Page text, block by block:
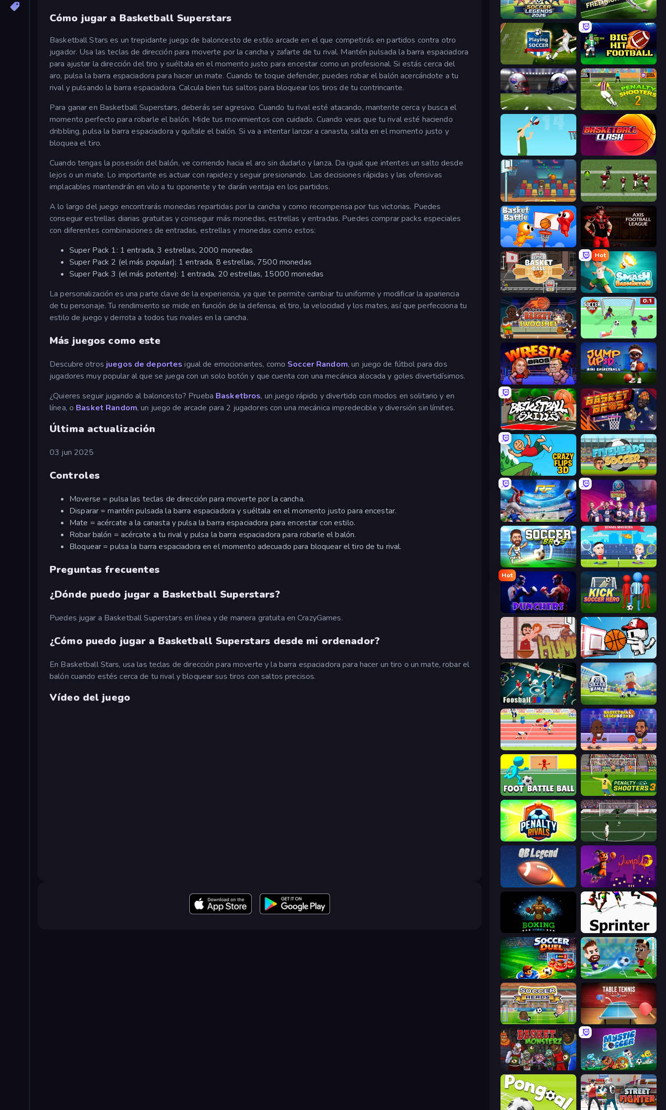
Cómo jugar a Basketball Superstars
Basketball Stars es un trepidante juego de baloncesto de estilo arcade en el que competirás en partidos contra otro
jugador. Usa las teclas de dirección para moverte por la cancha y zafarte de tu rival. Mantén pulsada la barra espaciadora
para ajustar la dirección del tiro y suéltala en el momento justo para encestar como un profesional. Si estás cerca del
aro, pulsa la barra espaciadora para hacer un mate. Cuando te toque defender, puedes robar el balón acercándote a tu
rival y pulsando la barra espaciadora. Calcula bien tus saltos para bloquear los tiros de tu contrincante.
Para ganar en Basketball Superstars, deberás ser agresivo. Cuando tu rival esté atacando, mantente cerca y busca el
momento perfecto para robarle el balón. Mide tus movimientos con cuidado. Cuando veas que tu rival esté haciendo
dribbling, pulsa la barra espaciadora y quítale el balón. Si va a intentar lanzar a canasta, salta en el momento justo y
bloquea el tiro.
Cuando tengas la posesión del balón, ve corriendo hacia el aro sin dudarlo y lanza. Da igual que intentes un salto desde
lejos o un mate. Lo importante es actuar con rapidez y seguir presionando. Las decisiones rápidas y las ofensivas
implacables mantendrán en vilo a tu oponente y te darán ventaja en los partidos.
A lo largo del juego encontrarás monedas repartidas por la cancha y como recompensa por tus victorias. Puedes
conseguir estrellas diarias gratuitas y conseguir más monedas, estrellas y entradas. Puedes comprar packs especiales
con diferentes combinaciones de entradas, estrellas y monedas como estos:
Super Pack 1: 1 entrada, 3 estrellas, 2000 monedas
Super Pack 2 (el más popular): 1 entrada, 8 estrellas, 7500 monedas
Super Pack 3 (el más potente): 1 entrada, 20 estrellas, 15000 monedas
La personalización es una parte clave de la experiencia, ya que te permite cambiar tu uniforme y modificar la apariencia
de tu personaje. Tu rendimiento se mide en función de la defensa, el tiro, la velocidad y los mates, así que perfecciona tu
estilo de juego y derrota a todos tus rivales en la cancha.
Más juegos como este
Descubre otros juegos de deportes igual de emocionantes, como Soccer Random, un juego de fútbol para dos
jugadores muy popular al que se juega con un solo botón y que cuenta con una mecánica alocada y goles divertidísimos.
¿Quieres seguir jugando al baloncesto? Prueba Basketbros, un juego rápido y divertido con modos en solitario y en
línea, o Basket Random, un juego de arcade para 2 jugadores con una mecánica impredecible y diversión sin límites.
Última actualización
03 jun 2025
Controles
Moverse = pulsa las teclas de dirección para moverte por la cancha.
Disparar = mantén pulsada la barra espaciadora y suéltala en el momento justo para encestar.
Mate = acércate a la canasta y pulsa la barra espaciadora para encestar con estilo.
Robar balón = acércate a tu rival y pulsa la barra espaciadora para robarle el balón.
Bloquear = pulsa la barra espaciadora en el momento adecuado para bloquear el tiro de tu rival.
Preguntas frecuentes
¿Dónde puedo jugar a Basketball Superstars?
Puedes jugar a Basketball Superstars en línea y de manera gratuita en CrazyGames.
¿Cómo puedo jugar a Basketball Superstars desde mi ordenador?
En Basketball Stars, usa las teclas de dirección para moverte y la barra espaciadora para hacer un tiro o un mate, robar el
balón cuando estés cerca de tu rival y bloquear sus tiros con saltos precisos.
Vídeo del juego
Soccer Legends 2026
Playing Soccer Big Hit Football
4th and Goal 2019 Penalty Shooters 2
Street Ball Jam Basketball Clash
Basket Champs Return Man 2
Basket Battle Axis Football League
Epic Basketball
Hot
Smash Badminton
Basket Swooshes Plus Soccer Dash
Wrestle Bros Jump Up 3D: Mini Basketball
Basketball Skills BasketBros
Crazy Flips 3D Fiveheads Soccer
Real Football PSG Soccer Freestyle
Soccer Bros Tennis Masters
Hot
Punchers Kick Soccer Hero
Basket Slam Dunk 2 Basket Cats
Foosball 3D 3D Soccer Mania
Sports Hero Basketball Legends 2020
Foot Battle Ball Penalty Shooters 3
Penalty Rivals Bicycle Kick Champ
2 Minute Football QB Legend Jump Up 3D
Boxing Stars Sprinter
Soccer Duel Soccer Masters: Euro 2020
Soccer Heads Table Tennis World Tour
Basket Monsterz Mystic Soccer